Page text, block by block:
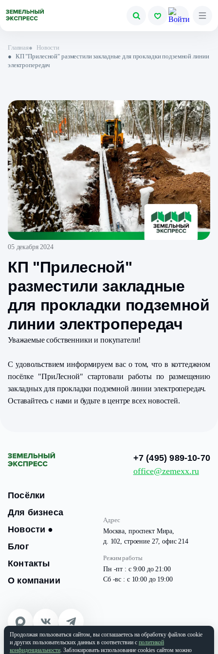
Главная●
Новости
● КП "Прилесной" разместили закладные для прокладки подземной линии
электропередач
05 декабря 2024
КП "Прилесной"
разместили закладные
для прокладки подземной
линии электропередач
Уважаемые собственники и покупатели!
С удовольствием информируем вас о том, что в коттеджном
посёлке "ПриЛесной" стартовали работы по размещению
закладных для прокладки подземной линии электропередач.
Оставайтесь с нами и будьте в центре всех новостей.
Посёлки
Для бизнеса
Новости ●
Блог
Контакты
О компании
Адрес
Москва, проспект Мира,
д. 102, строение 27, офис 214
Режим работы
Пн -пт : с 9:00 до 21:00
Сб -вс : с 10:00 до 19:00
+7 (495) 989-10-70
office@zemexx.ru
© 2026 Все права защищены
ООО «ЗЕМЭКС» ИНН: 9701087133 | ОГРН: 1177746937565
Продолжая пользоваться сайтом, вы соглашаетесь на обработку файлов cookie
и других пользовательских данных в соответствии с политикой
конфиденциальности. Заблокировать использование cookies сайтом можно